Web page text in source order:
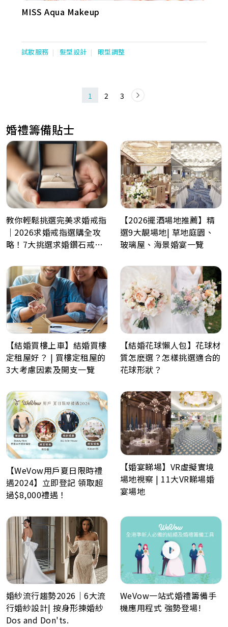
MISS Aqua Makeup
試妝服務 髮型設計 眼型調整
1 2 3
婚禮籌備貼士
教你輕鬆挑選完美求婚戒指
｜2026求婚戒指選購全攻
略！7大挑選求婚鑽石戒指
【2026擺酒場地推薦】精
選9大靚場地| 草地庭園、
玻璃屋、海景婚宴一覽
【結婚買樓上車】結婚買樓
定租屋好？ | 買樓定租屋的
3大考慮因素及開支一覽
【結婚花球懶人包】花球材
質怎麽選？怎樣挑選適合的
花球形狀？
【WeVow用戶夏日限時禮
遇2024】立即登記 領取超
過$8,000禮遇！
【婚宴睇場】VR虛擬實境
場地視察 | 11大VR睇場婚
宴場地
婚紗流行趨勢2026｜6大流
行婚紗設計| 按身形揀婚紗
Dos and Don'ts.
WeVow一站式婚禮籌備手
機應用程式 強勢登場!